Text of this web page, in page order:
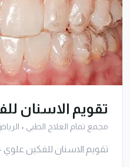
تقويم الاسنان
مجمع تمام العلاج الطبي •
تقويم الاسنان للفكين